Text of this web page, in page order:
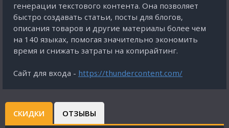
генерации текстового контента. Она позволяет
быстро создавать статьи, посты для блогов,
описания товаров и другие материалы более чем
на 140 языках, помогая значительно экономить
время и снижать затраты на копирайтинг.
Сайт для входа - https://thundercontent.com/
СКИДКИ ОТЗЫВЫ